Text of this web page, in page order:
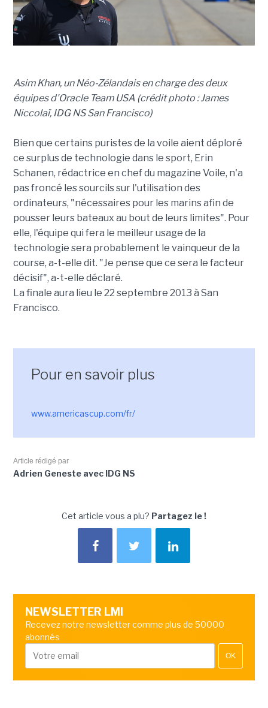
Asim Khan, un Néo-Zélandais en charge des deux
équipes d'Oracle Team USA (crédit photo : James
Niccolaï, IDG NS San Francisco)
Bien que certains puristes de la voile aient déploré
ce surplus de technologie dans le sport, Erin
Schanen, rédactrice en chef du magazine Voile, n'a
pas froncé les sourcils sur l'utilisation des
ordinateurs, "nécessaires pour les marins afin de
pousser leurs bateaux au bout de leurs limites". Pour
elle, l'équipe qui fera le meilleur usage de la
technologie sera probablement le vainqueur de la
course, a-t-elle dit. "Je pense que ce sera le facteur
décisif", a-t-elle déclaré.
La finale aura lieu le 22 septembre 2013 à San
Francisco.
Pour en savoir plus
www.americascup.com/fr/
Article rédigé par
Adrien Geneste avec IDG NS
Cet article vous a plu? Partagez le !
NEWSLETTER LMI
Recevez notre newsletter comme plus de 50000
abonnés
OK